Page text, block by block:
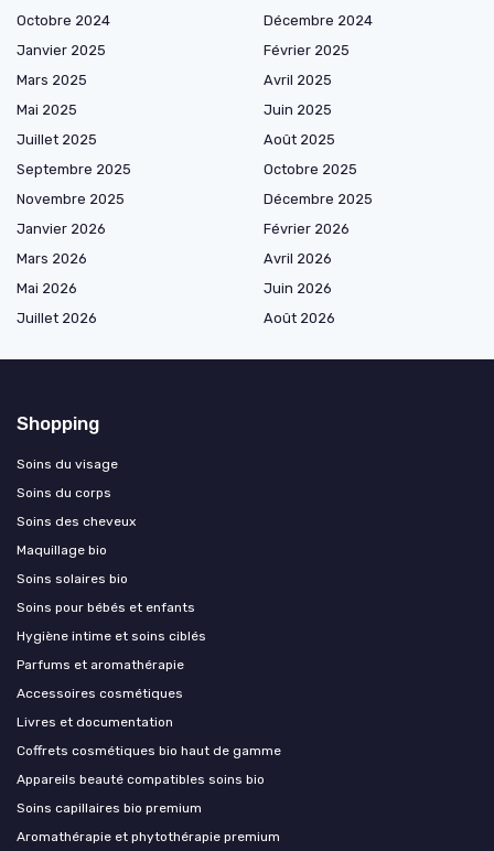
Octobre 2024
Décembre 2024
Janvier 2025
Février 2025
Mars 2025
Avril 2025
Mai 2025
Juin 2025
Juillet 2025
Août 2025
Septembre 2025
Octobre 2025
Novembre 2025
Décembre 2025
Janvier 2026
Février 2026
Mars 2026
Avril 2026
Mai 2026
Juin 2026
Juillet 2026
Août 2026
Shopping
Soins du visage
Soins du corps
Soins des cheveux
Maquillage bio
Soins solaires bio
Soins pour bébés et enfants
Hygiène intime et soins ciblés
Parfums et aromathérapie
Accessoires cosmétiques
Livres et documentation
Coffrets cosmétiques bio haut de gamme
Appareils beauté compatibles soins bio
Soins capillaires bio premium
Aromathérapie et phytothérapie premium